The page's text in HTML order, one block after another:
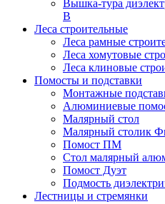
Вышка-тура
В
Леса строительные
Леса рамные
Леса хомутовые
Леса клиновые
Помосты и подставки
Монтажные
Алюминиевые
Малярный стол
Малярный столик
Помост ПМ
Стол малярный
Помост Дуэт
Подмость
Лестницы и стремянки